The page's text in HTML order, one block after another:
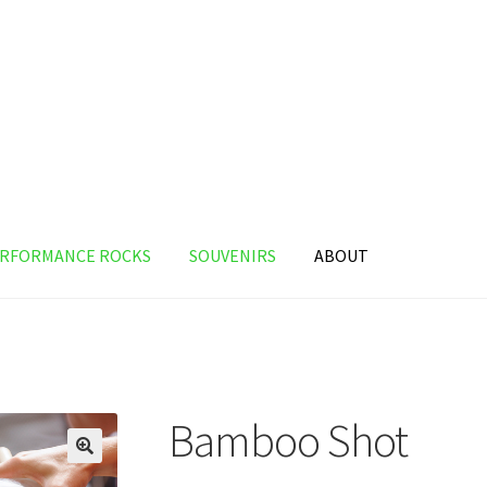
ROCKS SOUVENIRS ABOUT
Bamboo Shot